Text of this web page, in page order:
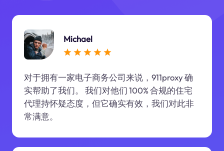
Michael
对于拥有一家电子商务公司来说，911proxy 确
实帮助了我们。 我们对他们 100% 合规的住宅
代理持怀疑态度，但它确实有效，我们对此非
常满意。